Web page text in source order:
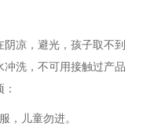
凉，避光，孩子取不到
洗，不可用接触过产品
儿童勿进。